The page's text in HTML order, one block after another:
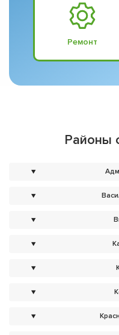
Ремонт
Районы
▼
▼
▼
▼
▼
▼
▼